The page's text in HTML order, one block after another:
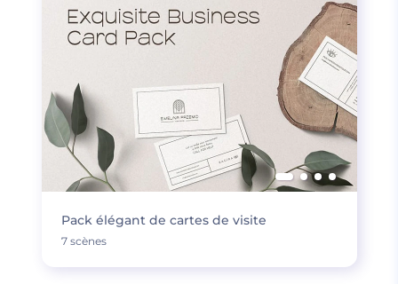
Pack élégant de cartes de visite
7 scènes